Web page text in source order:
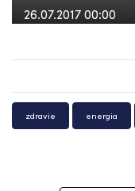
26.07.2017 00:00
zdravie energia